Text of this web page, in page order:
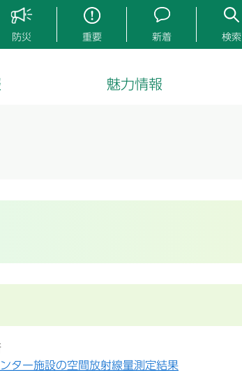
防災 重要 新着 検索
魅力情報
ター施設の空間放射線量測定結果